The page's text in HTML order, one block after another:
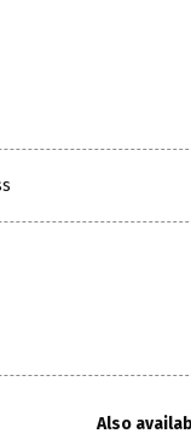
Also